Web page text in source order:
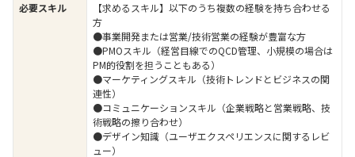
必要スキル
【求めるスキル】以下のうち複数の経験を持ち合わせる
方
●事業開発または営業/技術営業の経験が豊富な方
●PMOスキル（経営目線でのQCD管理、小規模の場合は
PM的役割を担うこともある）
●マーケティングスキル（技術トレンドとビジネスの関
連性）
●コミュニケーションスキル（企業戦略と営業戦略、技
術戦略の擦り合わせ）
●デザイン知識（ユーザエクスペリエンスに関するレビ
ュー）